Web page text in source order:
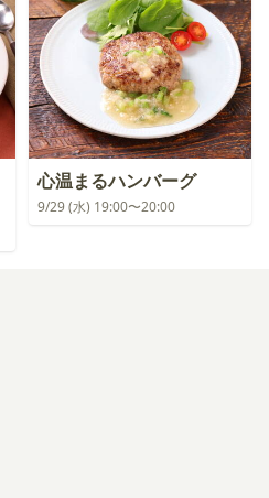
心温まるハンバーグ
9/29 (水) 19:00〜20:00